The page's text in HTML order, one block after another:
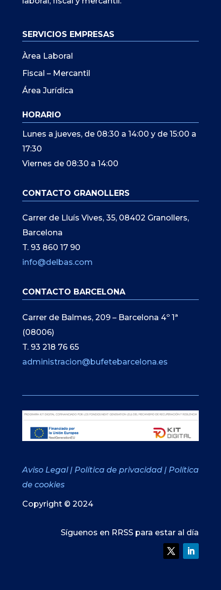
SERVICIOS EMPRESAS
Àrea Laboral
Fiscal – Mercantil
Área Jurídica
HORARIO
Lunes a jueves, de 08:30 a 14:00 y de 15:00 a
17:30
Viernes de 08:30 a 14:00
CONTACTO GRANOLLERS
Carrer de Lluís Vives, 35, 08402 Granollers,
Barcelona
T. 93 860 17 90
info@delbas.com
CONTACTO BARCELONA
Carrer de Balmes, 209 – Barcelona 4º 1ª
(08006)
T. 93 218 76 65
administracion@bufetebarcelona.es
Aviso Legal | Política de privacidad | Política
de cookies
Copyright © 2024
Síguenos en RRSS para estar al día